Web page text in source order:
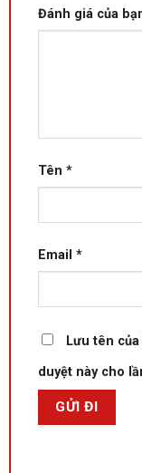
Đánh giá của
Tên *
Email *
Lưu tên
duyệt này cho